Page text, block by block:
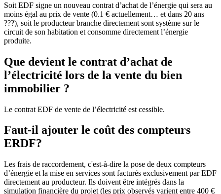
Soit EDF signe un nouveau contrat d’achat de l’énergie qui sera au
moins égal au prix de vente (0.1 € actuellement… et dans 20 ans
???), soit le producteur branche directement sont système sur le
circuit de son habitation et consomme directement l’énergie
produite.
Que devient le contrat d’achat de
l’électricité lors de la vente du bien
immobilier ?
Le contrat EDF de vente de l’électricité est cessible.
Faut-il ajouter le coût des compteurs
ERDF?
Les frais de raccordement, c'est-à-dire la pose de deux compteurs
d’énergie et la mise en services sont facturés exclusivement par EDF
directement au producteur. Ils doivent être intégrés dans la
simulation financière du projet (les prix observés varient entre 400 €